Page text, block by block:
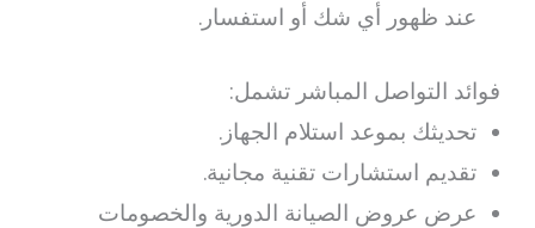
عند ظهور أي شك أو استفسار.
فوائد التواصل المباشر تشمل:
تحديثك بموعد استلام الجهاز.
تقديم استشارات تقنية مجانية.
عرض عروض الصيانة الدورية والخصومات